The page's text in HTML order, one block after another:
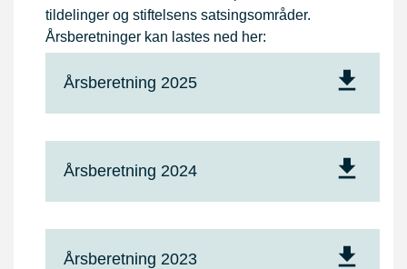
tildelinger og stiftelsens satsingsområder.
Årsberetninger kan lastes ned her:
Årsberetning 2025
Årsberetning 2024
Årsberetning 2023